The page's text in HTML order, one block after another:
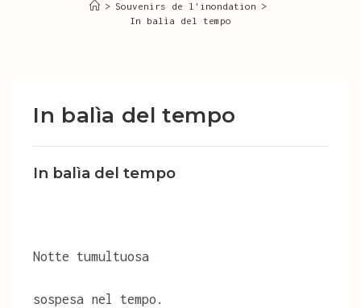
> Souvenirs de l'inondation
>
In balìa del tempo
In balìa del tempo
In balìa del tempo
Notte tumultuosa
sospesa nel tempo.